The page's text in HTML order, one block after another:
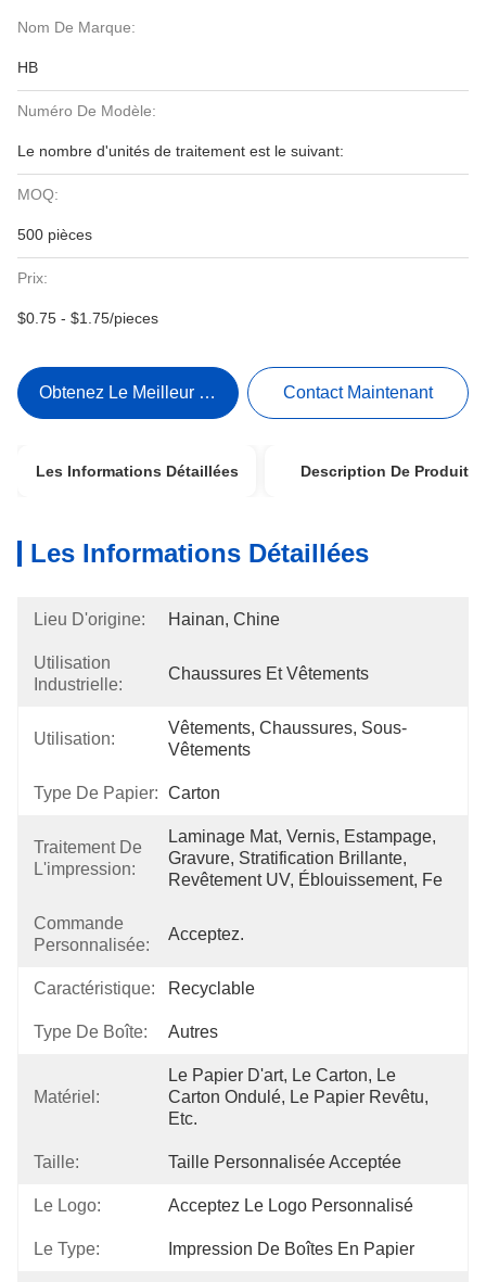
Nom De Marque:
HB
Numéro De Modèle:
Le nombre d'unités de traitement est le suivant:
MOQ:
500 pièces
Prix:
$0.75 - $1.75/pieces
Obtenez Le Meilleur Prix Contact Maintenant
Les Informations Détaillées Description De Produit
Les Informations Détaillées
Lieu D'origine: Hainan, Chine
Utilisation
Industrielle:
Chaussures Et Vêtements
Utilisation:
Vêtements, Chaussures, Sous-
Vêtements
Type De Papier: Carton
Traitement De
L'impression:
Laminage Mat, Vernis, Estampage,
Gravure, Stratification Brillante,
Revêtement UV, Éblouissement, Fe
Commande
Personnalisée:
Acceptez.
Caractéristique: Recyclable
Type De Boîte: Autres
Matériel:
Le Papier D'art, Le Carton, Le
Carton Ondulé, Le Papier Revêtu,
Etc.
Taille: Taille Personnalisée Acceptée
Le Logo: Acceptez Le Logo Personnalisé
Le Type: Impression De Boîtes En Papier